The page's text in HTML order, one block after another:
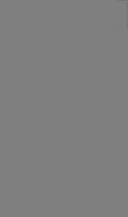
Etiketten